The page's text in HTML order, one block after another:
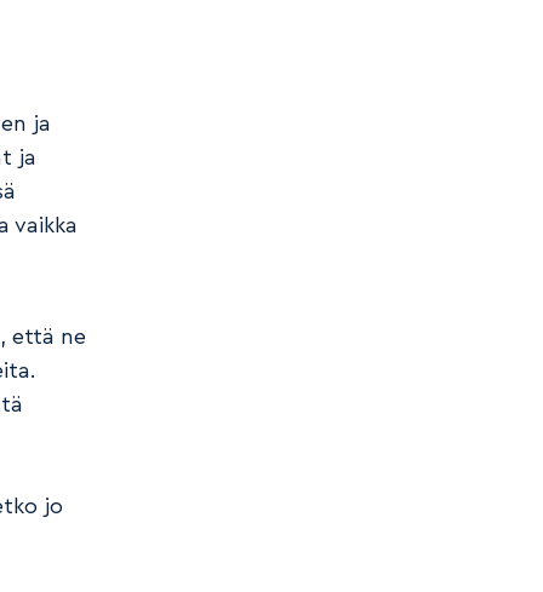
ja
ja
vaikka
että ne
jo